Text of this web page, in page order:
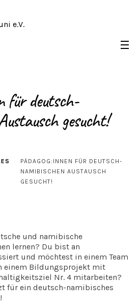
zur Umsetzung der UN-
für deutsch-
gesucht!
PÄDAGOG:INNEN FÜR DEUTSCH-
NAMIBISCHEN AUSTAUSCH
GESUCHT!
und namibische
lernen? Du bist an
und möchtest in einem Team
einem Bildungsprojekt mit
Nr. 4 mitarbeiten?
für ein deutsch-namibisches